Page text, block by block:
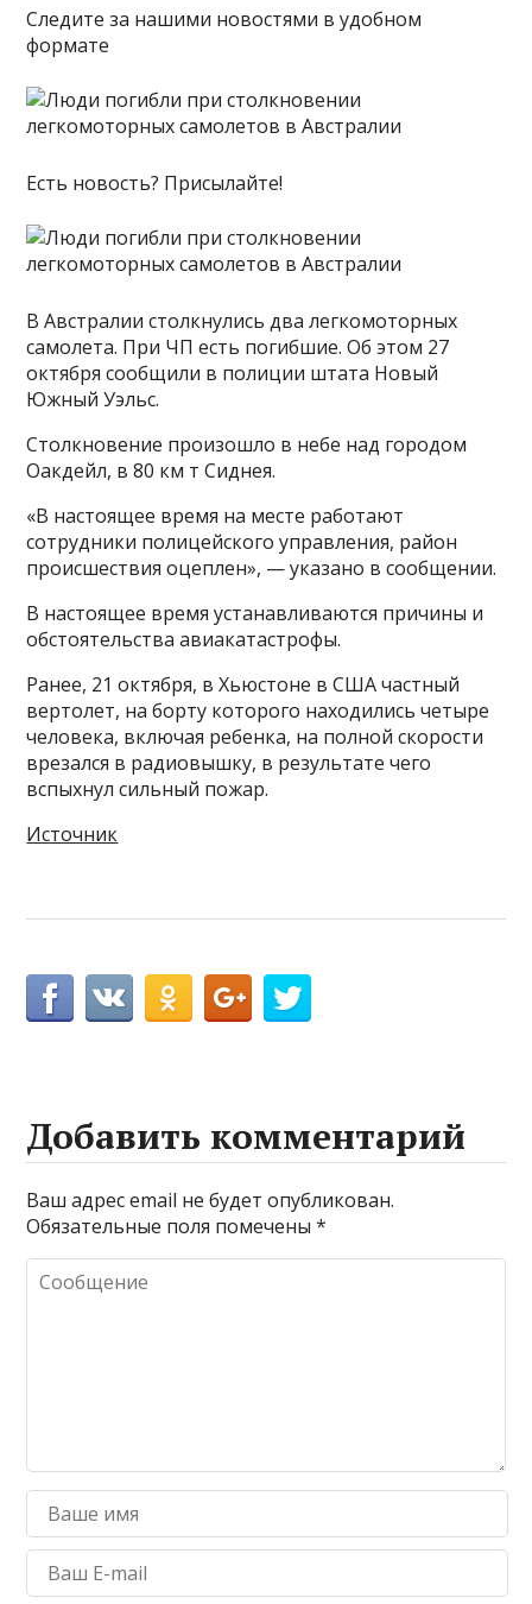
Следите за нашими новостями в удобном
формате
Есть новость? Присылайте!
В Австралии столкнулись два легкомоторных
самолета. При ЧП есть погибшие. Об этом 27
октября сообщили в полиции штата Новый
Южный Уэльс.
Столкновение произошло в небе над городом
Оакдейл, в 80 км т Сиднея.
«В настоящее время на месте работают
сотрудники полицейского управления, район
происшествия оцеплен», — указано в сообщении.
В настоящее время устанавливаются причины и
обстоятельства авиакатастрофы.
Ранее, 21 октября, в Хьюстоне в США частный
вертолет, на борту которого находились четыре
человека, включая ребенка, на полной скорости
врезался в радиовышку, в результате чего
вспыхнул сильный пожар.
Источник
Добавить комментарий
Ваш адрес email не будет опубликован.
Обязательные поля помечены*